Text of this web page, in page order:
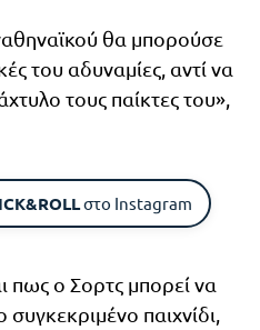
θα μπορούσε
του αδυναμίες, αντί να
τους παίκτες του»,
στο Instagram
πως ο Σορτς μπορεί να
παιχνίδι,